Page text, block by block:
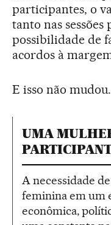
participantes, o
tanto nas sessões
possibilidade de
acordos à
E isso não mudou.
UMA
A necessidade
feminina em um
econômica,